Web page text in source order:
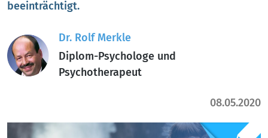
beeinträchtigt.
Dr. Rolf Merkle
Diplom-Psychologe und
Psychotherapeut
08.05.2020